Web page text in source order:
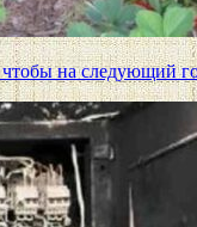
чтобы на следующий